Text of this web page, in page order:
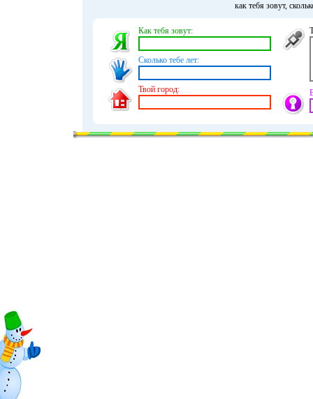
как тебя зовут,
Как тебя зовут:
Сколько тебе лет:
Твой город: